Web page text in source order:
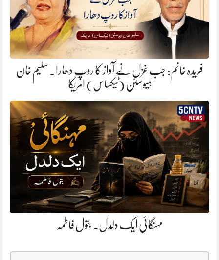
فریدہ خانم: جب غزل نے آواز کا روپ دھارا. سلیم خان
ہیوسٹن (ٹیکساس) امریکا
مہنگائی ایک دلدل. بتول فاطمہ